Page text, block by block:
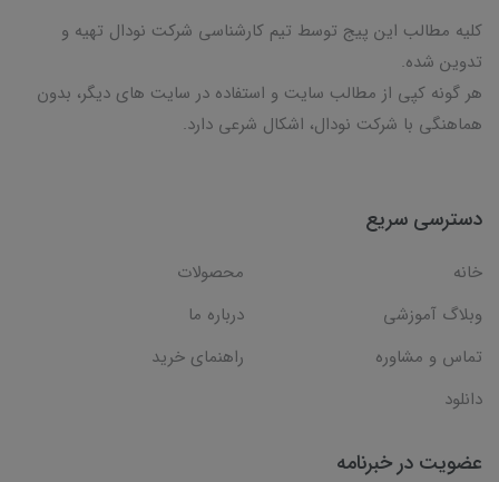
کلیه مطالب این پیج توسط تیم کارشناسی شرکت نودال تهیه و
تدوین شده.
هر گونه کپی از مطالب سایت و استفاده در سایت های دیگر، بدون
هماهنگی با شرکت نودال، اشکال شرعی دارد.
دسترسی سریع
خانه
محصولات
وبلاگ آموزشی
درباره ما
تماس و مشاوره
راهنمای خرید
دانلود
عضویت در خبرنامه